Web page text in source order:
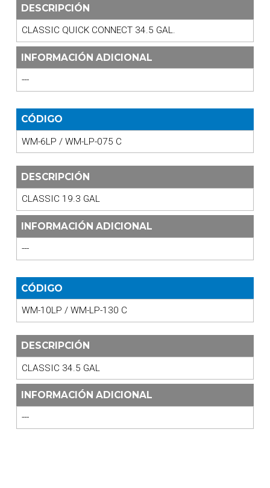
DESCRIPCIÓN
CLASSIC QUICK CONNECT 34.5 GAL.
INFORMACIÓN ADICIONAL
---
CÓDIGO
WM-6LP / WM-LP-075 C
DESCRIPCIÓN
CLASSIC 19.3 GAL
INFORMACIÓN ADICIONAL
---
CÓDIGO
WM-10LP / WM-LP-130 C
DESCRIPCIÓN
CLASSIC 34.5 GAL
INFORMACIÓN ADICIONAL
---